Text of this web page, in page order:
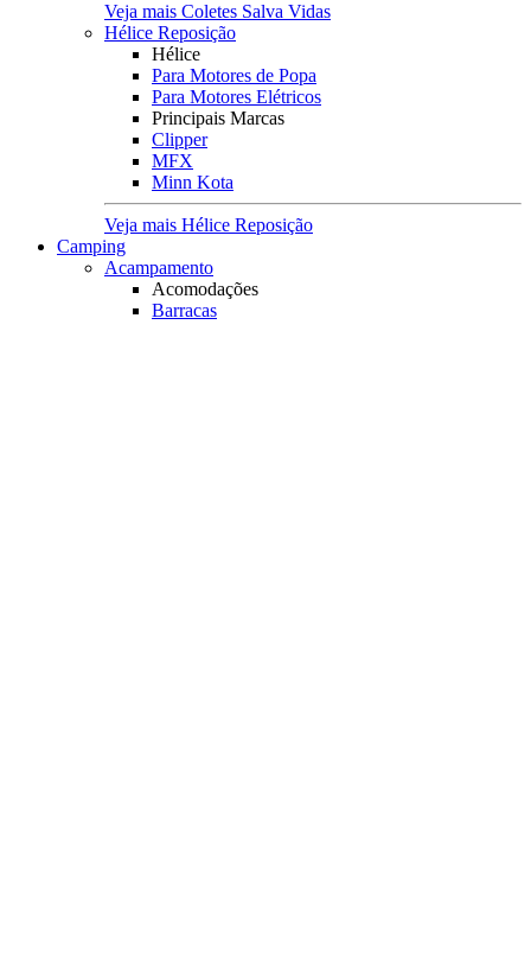
Veja mais Coletes Salva Vidas
Hélice Reposição
Hélice
Para Motores de Popa
Para Motores Elétricos
Principais Marcas
Clipper
MFX
Minn Kota
Veja mais Hélice Reposição
Camping
Acampamento
Acomodações
Barracas